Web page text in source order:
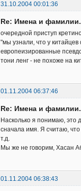
31.10.2004 00:01:36
Re: Имена и фамилии.
очередной приступ
"мы узнали, что у
европеизированные
тони ленг - не похоже на
01.11.2004 06:37:46
Re: Имена и фамилии.
Насколько я понимаю, это
сначала имя. Я считаю,
т.д.
Мы же не говорим, Хасан
01.11.2004 06:38:43